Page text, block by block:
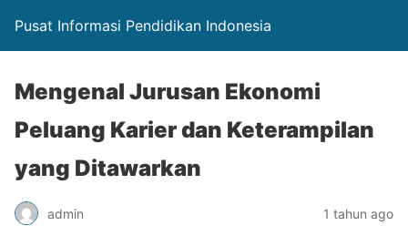
Pusat Informasi Pendidikan Indonesia
Mengenal Jurusan Ekonomi
Peluang Karier dan Keterampilan
yang Ditawarkan
admin 1 tahun ago